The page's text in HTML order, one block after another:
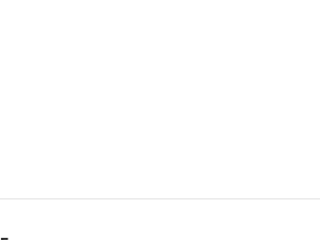
15:13